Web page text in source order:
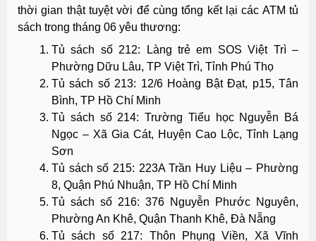
thời gian thật tuyệt vời để cùng tổng kết lại các ATM tủ
sách trong tháng 06 yêu thương:
Tủ sách số 212: Làng trẻ em SOS Việt Trì –
Phường Dữu Lâu, TP Việt Trì, Tỉnh Phú Thọ
Tủ sách số 213: 12/6 Hoàng Bật Đạt, p15, Tân
Bình, TP Hồ Chí Minh
Tủ sách số 214: Trường Tiểu học Nguyễn Bá
Ngọc – Xã Gia Cát, Huyện Cao Lộc, Tỉnh Lạng
Sơn
Tủ sách số 215: 223A Trần Huy Liệu – Phường
8, Quận Phú Nhuận, TP Hồ Chí Minh
Tủ sách số 216: 376 Nguyễn Phước Nguyên,
Phường An Khê, Quận Thanh Khê, Đà Nẵng
Tủ sách số 217: Thôn Phụng Viền, Xã Vĩnh